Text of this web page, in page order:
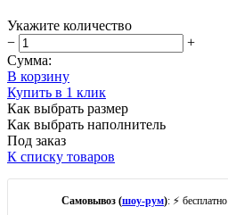
Укажите количество
−
+
Сумма:
В корзину
Купить в 1 клик
Как выбрать размер
Как выбрать наполнитель
Под заказ
К списку товаров
Самовывоз (шоу-рум): ⚡ бесплатно